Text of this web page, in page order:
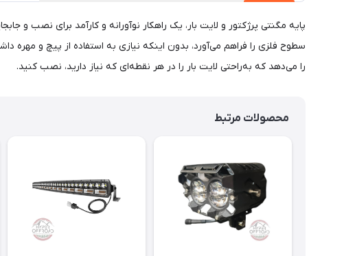
پایه مگنتی پرژکتور و لایت بار، یک راهکار نوآورانه و کارآمد برای نصب
سطوح فلزی را فراهم می‌آورد، بدون اینکه نیازی به استفاده از پیچ و
را می‌دهد که به‌راحتی لایت بار را در هر نقطه‌ای که نیاز دارید، نصب کنید.
محصولات مرتبط